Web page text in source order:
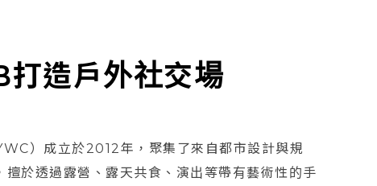
造戶外社交場
）成立於2012年，聚集了來自都市設計與規
於透過露營、露天共食、演出等帶有藝術性的手